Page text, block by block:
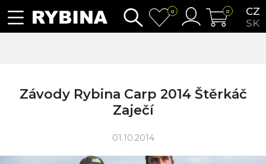
CZ
SK
0 0
Závody Rybina Carp 2014 Štěrkáč
Zaječí
01.10.2014